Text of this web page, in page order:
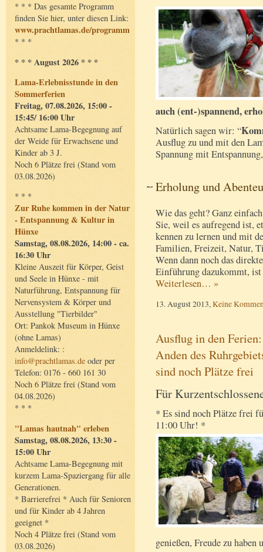
* * * Das gesamte Programm
finden Sie hier, unter diesen Link:
www.prachtlamas.de/programm
* * *
* * * August 2026 * * *
Lama-Erlebnisstunde in den
Sommerferien
Freitag, 07.08.2026, 15:00 -
15:45/ 16:00 Uhr
Achtsame Lama-Begegnung auf
der Weide für Erwachsene und
Kinder ab 3 J.
Noch 6 Plätze frei (Stand vom
03.08.2026)
* * *
Zur Ruhe kommen in der Natur
- Entspannung & Kultur in
Hünxe
Samstag, 08.08.2026, 14:00 - ca.
16:30 Uhr
Kleine Auszeit für Körper, Geist
und Seele in Hünxe - mit
Naturführung, Entspannung für
Nervensystem & Körper und
Ausstellung "Tierbilder"
Ort: Pankok Museum in Hünxe
(ohne Lamas)
Anmeldelink: :
info@prachtlamas.de oder per
Telefon: 0176 - 660 161 30
Noch 6 Plätze frei (Stand vom
04.08.2026)
* * *
"Lamas hautnah" erleben
Samstag, 08.08.2026, 13:30 -
15:00 Uhr
Achtsame Lama-Begegnung mit
kurzem Lama-Spaziergang für alle
Generationen.
* Barrierefrei * Auch für Senioren
und für Kinder ab 4 Jahren
geeignet *
Noch 4 Plätze frei (Stand vom
03.08.2026)
auch (ent-)spannend,
Natürlich sagen wir: “
Ausflug zu und mit den
Spannung mit
Erholung und
Wie das geht? Ganz
Sie, weil es aufregend ist,
kennen zu lernen und mit
Familien, Freizeit, Natur,
Wenn dann noch das
Einführung dazukommt, ist
Weiterlesen… »
13. August 2013,Keine
Ausflug in den
Anden des
sind noch Plätze frei
Für
* Es sind noch Plätze frei
11:00 Uhr! *
genießen, Freude zu haben